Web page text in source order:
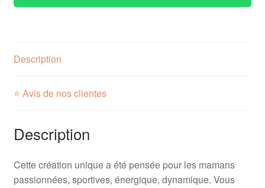
Description
⭐ Avis de nos clientes
Description
Cette création unique a été pensée pour les mamans
passionnées, sportives, énergique, dynamique. Vous